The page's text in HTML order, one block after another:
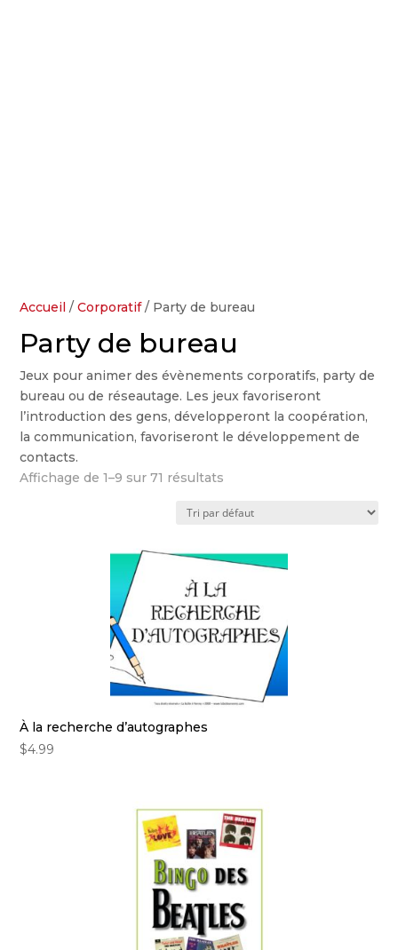
Accueil /Corporatif/ Party de bureau
Party de bureau
Jeux pour animer des évènements corporatifs, party de
bureau ou de réseautage. Les jeux favoriseront
l’introduction des gens, développeront la coopération,
la communication, favoriseront le développement de
contacts.
Affichage de 1–9 sur 71 résultats
À la recherche d’autographes
$4.99